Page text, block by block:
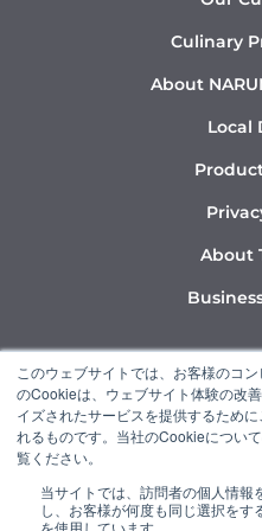
このウェブサイトでは、お客様のコ
のCookieは、ウェブサイト体験の改
イズされたサービスを提供するため
れるものです。当社のCookieについ
覧ください。
当サイトでは、訪問者の個人情
し、お客様が何度も同じ選択を
を使用しています。
Culinary
About
Local
About
Y
o
u
t
b
“NARUMI” is a member